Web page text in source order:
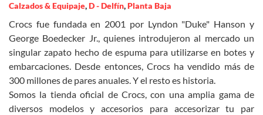
Calzados & Equipaje,D - Delfín,Planta Baja
Crocs fue fundada en 2001 por Lyndon "Duke" Hanson y
George Boedecker Jr., quienes introdujeron al mercado un
singular zapato hecho de espuma para utilizarse en botes y
embarcaciones. Desde entonces, Crocs ha vendido más de
300 millones de pares anuales. Y el resto es historia.
Somos la tienda oficial de Crocs, con una amplia gama de
diversos modelos y accesorios para accesorizar tu par